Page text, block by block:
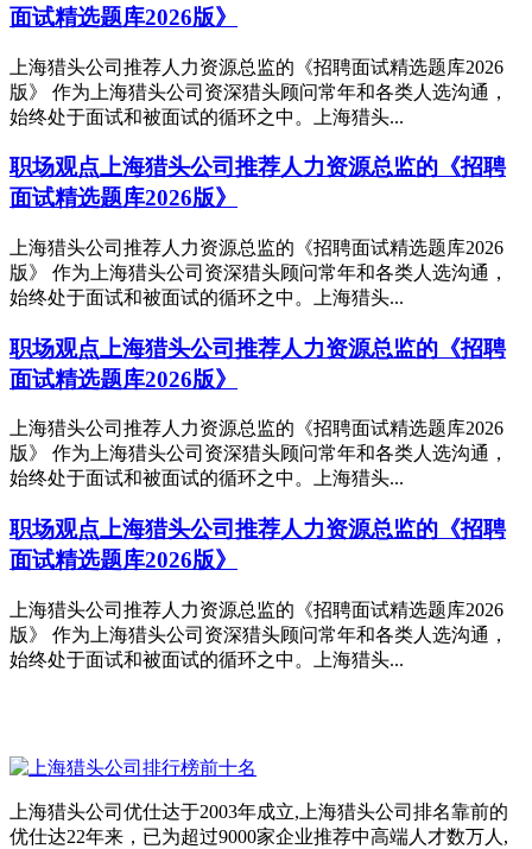
面试精选题库2026版》
上海猎头公司推荐人力资源总监的《招聘面试精选题库2026
版》 作为上海猎头公司资深猎头顾问常年和各类人选沟通，
始终处于面试和被面试的循环之中。上海猎头...
职场观点上海猎头公司推荐人力资源总监的《招聘
面试精选题库2026版》
上海猎头公司推荐人力资源总监的《招聘面试精选题库2026
版》 作为上海猎头公司资深猎头顾问常年和各类人选沟通，
始终处于面试和被面试的循环之中。上海猎头...
职场观点上海猎头公司推荐人力资源总监的《招聘
面试精选题库2026版》
上海猎头公司推荐人力资源总监的《招聘面试精选题库2026
版》 作为上海猎头公司资深猎头顾问常年和各类人选沟通，
始终处于面试和被面试的循环之中。上海猎头...
职场观点上海猎头公司推荐人力资源总监的《招聘
面试精选题库2026版》
上海猎头公司推荐人力资源总监的《招聘面试精选题库2026
版》 作为上海猎头公司资深猎头顾问常年和各类人选沟通，
始终处于面试和被面试的循环之中。上海猎头...
上海猎头公司优仕达于2003年成立,上海猎头公司排名靠前的
优仕达22年来，已为超过9000家企业推荐中高端人才数万人,